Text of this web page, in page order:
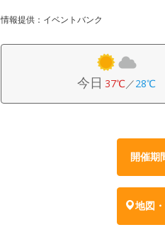
情報提供：イベントバンク
今日 37℃／28℃
開催期
地図